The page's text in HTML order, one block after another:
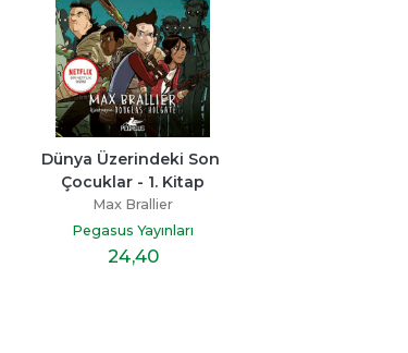
Beni Neden Sevmedin
Anne
Esra Ezmeci
Destek Yayınları
,60
Dünya Üzerindeki Son
Çocuklar - 1. Kitap
Max Brallier
Pegasus Yayınları
24,40